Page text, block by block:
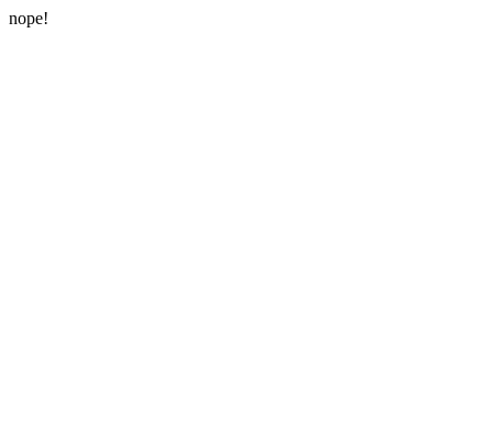
nope!